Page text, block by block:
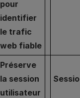
pour
identifier
le trafic
web fiable
Préserve
la session
utilisateur